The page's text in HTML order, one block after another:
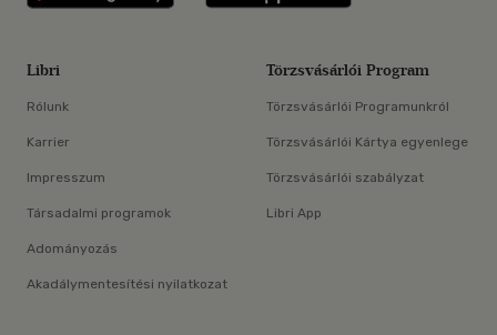
Libri
Rólunk
Karrier
Impresszum
Társadalmi programok
Adományozás
Akadálymentesítési nyilatkozat
Törzsvásárlói Program
Törzsvásárlói Programunkról
Törzsvásárlói Kártya egyenlege
Törzsvásárlói szabályzat
Libri App